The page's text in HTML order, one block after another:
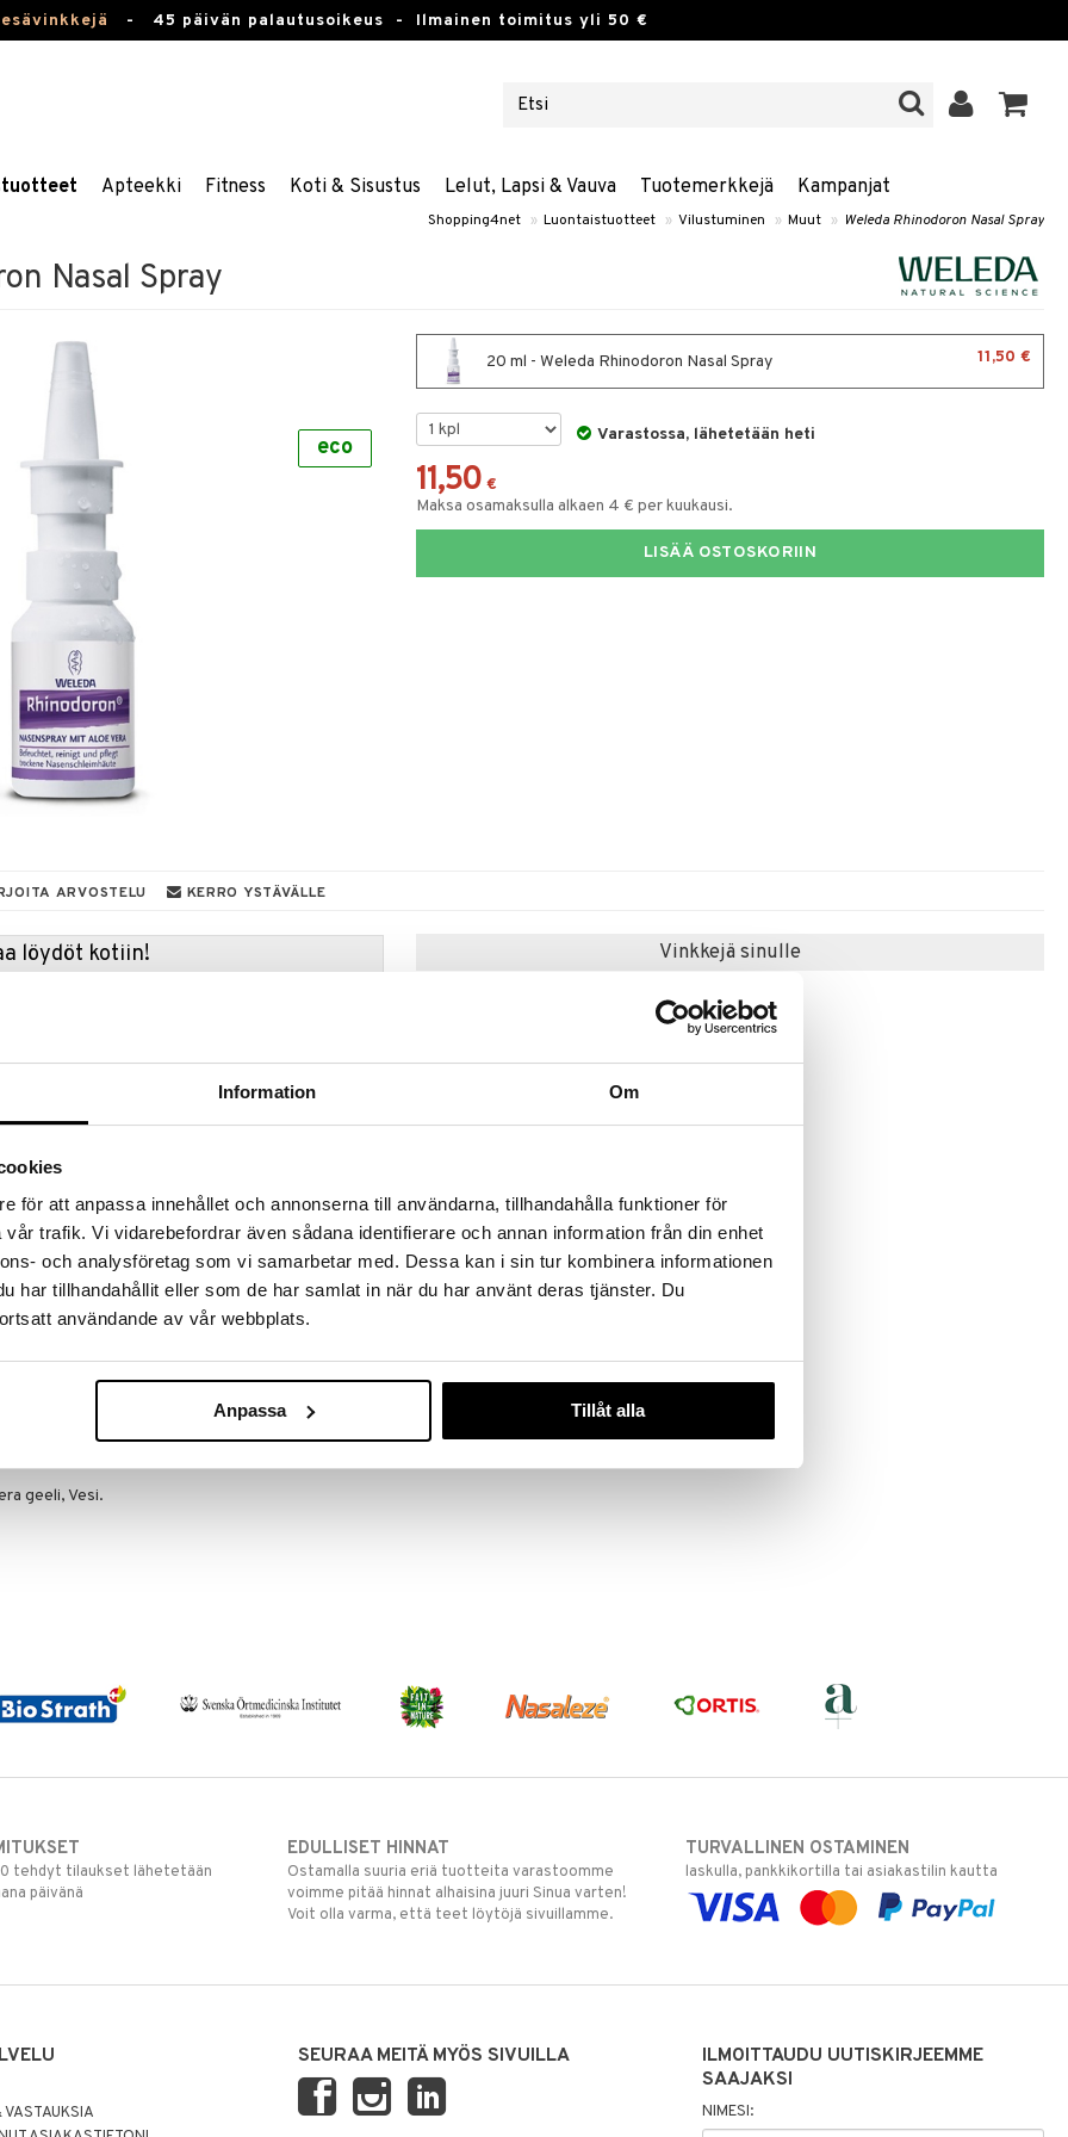
Information Om
för att anpassa innehållet och annonserna till användarna, tillhandahålla funktioner för
trafik. Vi vidarebefordrar även sådana identifierare och annan information från din enhet
och analysföretag som vi samarbetar med. Dessa kan i sin tur kombinera informationen
har tillhandahållit eller som de har samlat in när du har använt deras tjänster. Du
användande av vår webbplats.
Anpassa Tillåt alla
- 45 päivän palautusoikeus - Ilmainen toimitus yli 50 €
Apteekki Fitness Koti & Sisustus Lelut, Lapsi & Vauva Tuotemerkkejä Kampanjat
Shopping4net » Luontaistuotteet » Vilustuminen » Muut » Weleda Rhinodoron Nasal Spray
Nasal Spray
eco
20 ml - Weleda Rhinodoron Nasal Spray 11,50 €
Varastossa, lähetetään heti
11,50 €
Maksa osamaksulla alkaen 4 € per kuukausi.
LISÄÄ OSTOSKORIIN
ARVOSTELU KERRO YSTÄVÄLLE
löydöt kotiin!
31.8.2026 asti mutta ole nopea -
voivat päästä loppumaan!
ale-löydöt »
suolaliuosta ja Aloe Vera geeliä saa aikaan sen,
vaikutus ja lääkäritkin suosittelevat sitä
ongelmia. Kuivat nenän limakalvot johtuat
vähäinen määrä. Rhinodoron korvaa tämän
jota nenän limakalvot kestävät hyvin ja siihen
eri partikkeleiden vaikutusta vastaan.
Ei aikarajoituksia. Kaiken ikäisille.
geeli, Vesi.
Vinkkejä sinulle
Nozoil Original
NOZOIL
6,90 €
tehdyt tilaukset lähetetään
päivänä
EDULLISET HINNAT
Ostamalla suuria eriä tuotteita varastoomme
voimme pitää hinnat alhaisina juuri Sinua varten!
Voit olla varma, että teet löytöjä sivuillamme.
TURVALLINEN OSTAMINEN
laskulla, pankkikortilla tai asiakastilin kautta
SEURAA MEITÄ MYÖS SIVUILLA
ILMOITTAUDU UUTISKIRJEEMME
SAAJAKSI
NIMESI: